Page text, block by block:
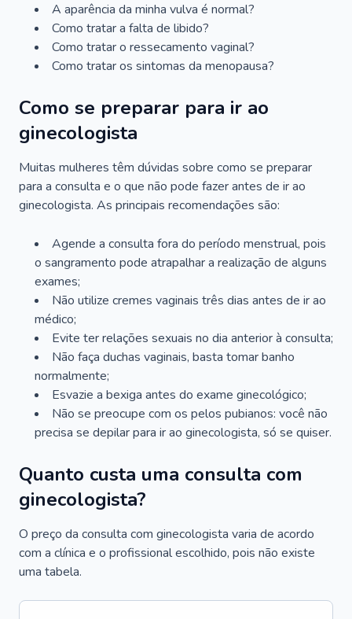
A aparência da minha vulva é normal?
Como tratar a falta de libido?
Como tratar o ressecamento vaginal?
Como tratar os sintomas da menopausa?
Como se preparar para ir ao
ginecologista
Muitas mulheres têm dúvidas sobre como se preparar
para a consulta e o que não pode fazer antes de ir ao
ginecologista. As principais recomendações são:
Agende a consulta fora do período menstrual, pois
o sangramento pode atrapalhar a realização de alguns
exames;
Não utilize cremes vaginais três dias antes de ir ao
médico;
Evite ter relações sexuais no dia anterior à consulta;
Não faça duchas vaginais, basta tomar banho
normalmente;
Esvazie a bexiga antes do exame ginecológico;
Não se preocupe com os pelos pubianos: você não
precisa se depilar para ir ao ginecologista, só se quiser.
Quanto custa uma consulta com
ginecologista?
O preço da consulta com ginecologista varia de acordo
com a clínica e o profissional escolhido, pois não existe
uma tabela.